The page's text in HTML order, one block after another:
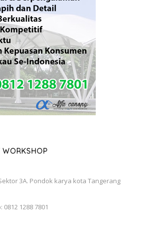
WORKSHOP
3A. Pondok karya kota Tangerang
1288 7801